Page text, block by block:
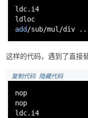
ldc.i4
add/sub/mul/div
这样的代码，遇到了直接
复制代码 隐藏代码
nop
nop
ldc.i4